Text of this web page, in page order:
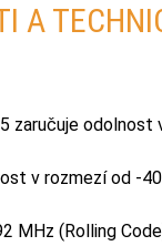
A
zaručuje odolnost
v rozmezí od -40
MHz (Rolling